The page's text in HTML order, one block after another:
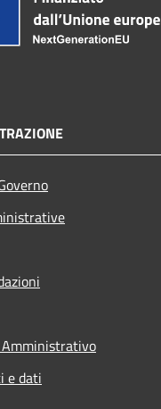
Amministrativo
e dati